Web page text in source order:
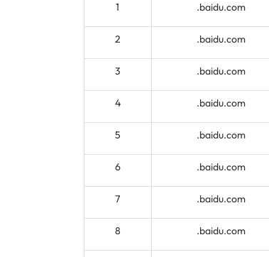
1 .baidu.com
2 .baidu.com
3 .baidu.com
4 .baidu.com
5 .baidu.com
6 .baidu.com
7 .baidu.com
8 .baidu.com